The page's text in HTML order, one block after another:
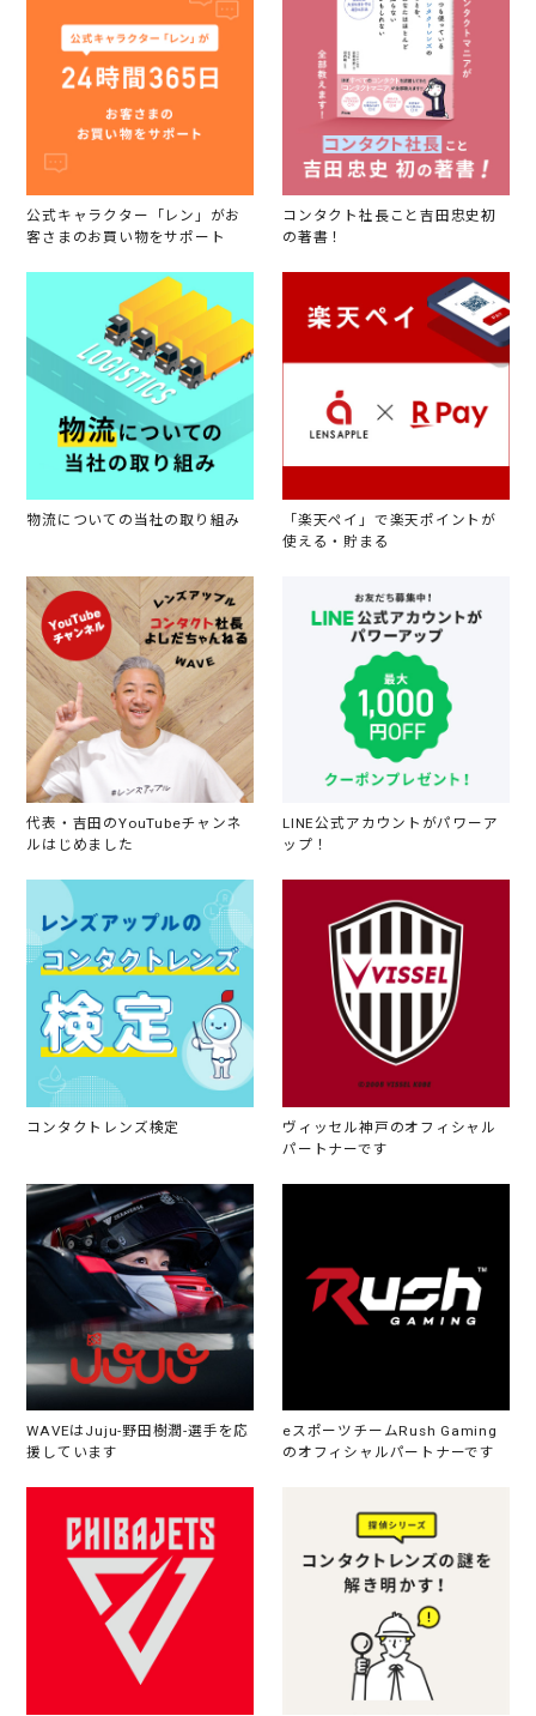
公式キャラクター「レン」がお
客さまのお買い物をサポート
コンタクト社長こと吉田忠史初
の著書！
物流についての当社の取り組み
「楽天ペイ」で楽天ポイントが
使える・貯まる
代表・吉田のYouTubeチャンネ
ルはじめました
LINE公式アカウントがパワーア
ップ！
コンタクトレンズ検定
ヴィッセル神戸のオフィシャル
パートナーです
WAVEはJuju-野田樹潤-選手を応
援しています
eスポーツチームRush Gaming
のオフィシャルパートナーです